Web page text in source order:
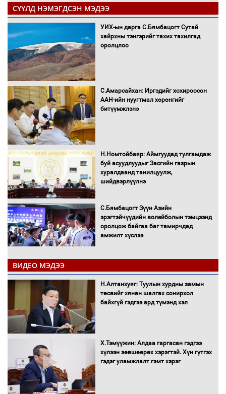
СҮҮЛД НЭМЭГДСЭН МЭДЭЭ
УИХ-ын дарга С.Бямбацогт Сутай
хайрхны тэнгэрийг тахих тахилгад
оролцлоо
С.Амарсайхан: Иргэдийг хохироосон
ААН-ийн нуугтмал хөрөнгийг
битүүмжлэнэ
Н.Номтойбаяр: Аймгуудад тулгамдаж
буй асуудлуудыг Засгийн газрын
хуралдаанд танилцуулж,
шийдвэрлүүлнэ
С.Бямбацогт Зүүн Азийн
эрэгтэйчүүдийн волейболын тэмцээнд
оролцож байгаа баг тамирчдад
амжилт хүслээ
Автобензин, дизель түлшний онцгой
албан татварыг тэглэлээ
Санхүүгийн хэмнэлтийн горимд эрүүл
мэндийн салбар хамаарахгүй
ВИДЕО МЭДЭЭ
Н.Алтанхуяг: Туулын хурдны замын
төсвийг хянан шалгах сонирхол
байхгүй гэдгээ ард түмэнд хэл
Х.Тэмүүжин: Алдаа гаргасан гэдгээ
хүлээн зөвшөөрөх хэрэгтэй. Хүн гүтгэх
гэдэг уламжлалт гэмт хэрэг